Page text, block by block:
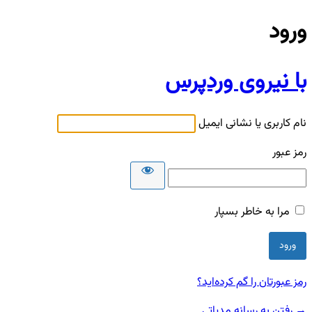
ورود
با نیروی وردپرس
نام کاربری یا نشانی ایمیل
رمز عبور
مرا به خاطر بسپار
رمز عبورتان را گم کرده‌اید؟